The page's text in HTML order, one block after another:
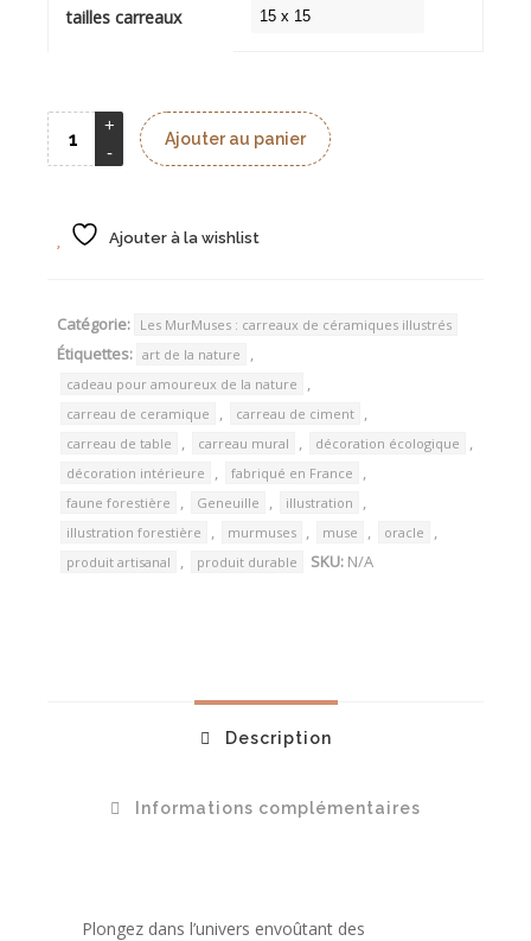
tailles carreaux
Ajouter au panier
Ajouter à la wishlist
Catégorie: Les MurMuses : carreaux de céramiques illustrés
Étiquettes: art de la nature ,
cadeau pour amoureux de la nature ,
carreau de ceramique , carreau de ciment ,
carreau de table , carreau mural , décoration écologique ,
décoration intérieure , fabriqué en France ,
faune forestière , Geneuille , illustration ,
illustration forestière , murmuses , muse , oracle ,
produit artisanal , produit durable SKU: N/A
Description
Informations complémentaires
Plongez dans l’univers envoûtant des